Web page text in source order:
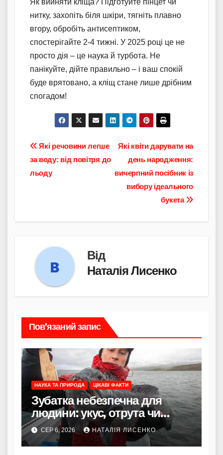
нитку, захопіть біля шкіри, тягніть плавно
вгору, обробіть антисептиком,
спостерігайте 2-4 тижні. У 2025 році це не
просто дія – це наука й турбота. Не
панікуйте, дійте правильно – і ваш спокій
буде врятовано, а кліщ стане лише дрібним
спогадом!
Навігація
записів
Які квіти дарувати на
день народження:
вичерпний посібник із
вибору ідеального
букета
Які речовини легше
за воду: від повітря до
льоду
Від
Наталія Лисенко
Пов’язаний запис
НАУКА ТА ПРИРОДА ЦІКАВІ ФАКТИ
Зубатка небезпечна для
людини: укус, отрута чи
лише зовнішність
СЕР 6, 2026 НАТАЛІЯ ЛИСЕНКО